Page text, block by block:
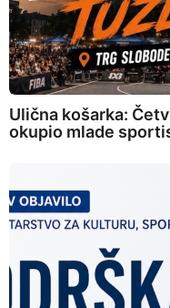
Ulična košarka:
okupio mlade